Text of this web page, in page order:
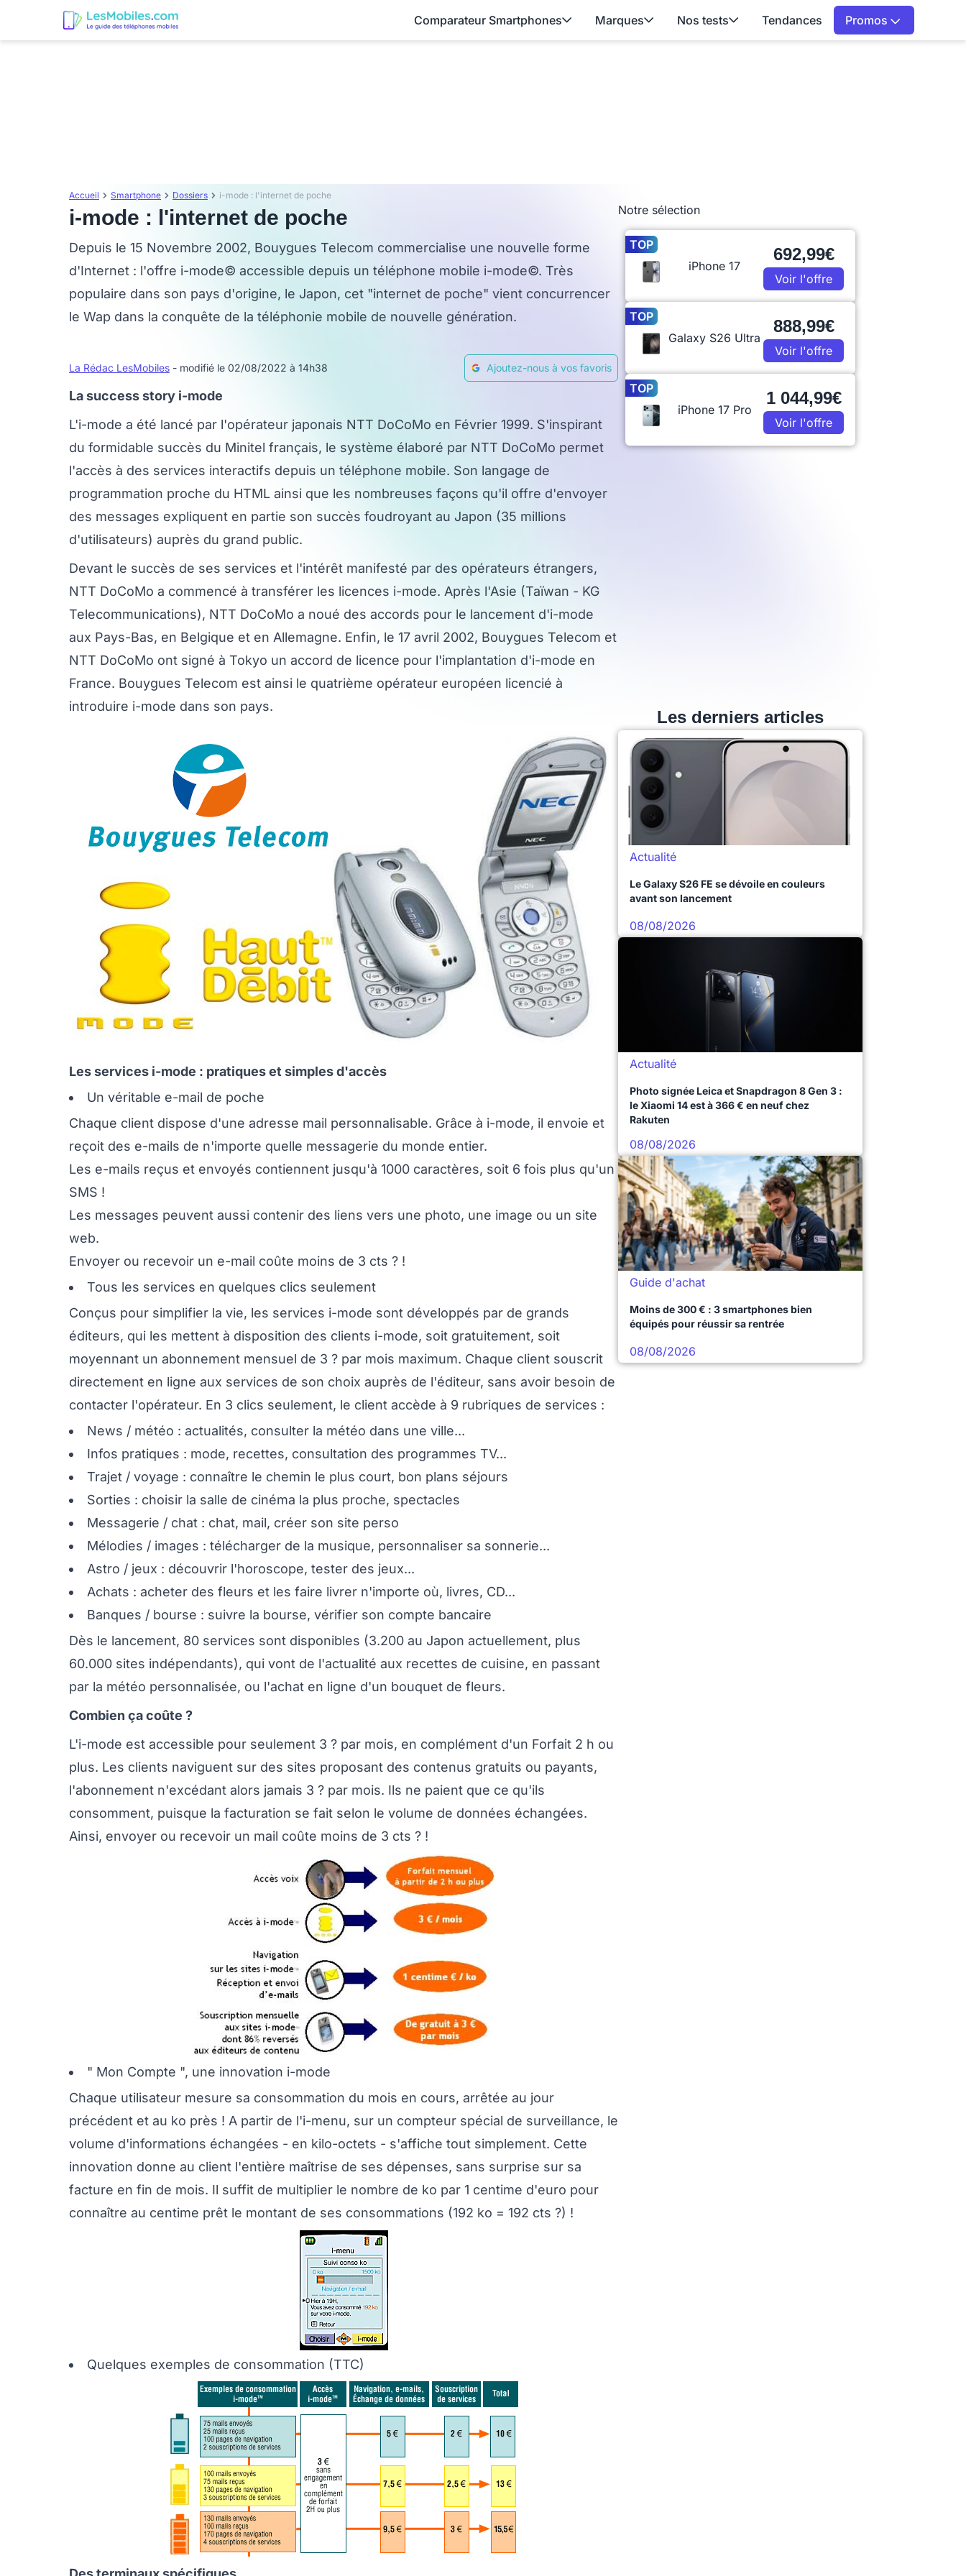
Comparateur Smartphones Marques Nos tests Tendances Promos
Accueil Smartphone Dossiers i-mode : l'internet de poche
i-mode : l'internet de poche
Depuis le 15 Novembre 2002, Bouygues Telecom commercialise une nouvelle forme
d'Internet : l'offre i-mode© accessible depuis un téléphone mobile i-mode©. Très
populaire dans son pays d'origine, le Japon, cet "internet de poche" vient concurrencer
le Wap dans la conquête de la téléphonie mobile de nouvelle génération.
La Rédac LesMobiles - modifié le 02/08/2022 à 14h38 Ajoutez-nous à vos favoris
La success story i-mode
L'i-mode a été lancé par l'opérateur japonais NTT DoCoMo en Février 1999. S'inspirant
du formidable succès du Minitel français, le système élaboré par NTT DoCoMo permet
l'accès à des services interactifs depuis un téléphone mobile. Son langage de
programmation proche du HTML ainsi que les nombreuses façons qu'il offre d'envoyer
des messages expliquent en partie son succès foudroyant au Japon (35 millions
d'utilisateurs) auprès du grand public.
Devant le succès de ses services et l'intérêt manifesté par des opérateurs étrangers,
NTT DoCoMo a commencé à transférer les licences i-mode. Après l'Asie (Taïwan - KG
Telecommunications), NTT DoCoMo a noué des accords pour le lancement d'i-mode
aux Pays-Bas, en Belgique et en Allemagne. Enfin, le 17 avril 2002, Bouygues Telecom et
NTT DoCoMo ont signé à Tokyo un accord de licence pour l'implantation d'i-mode en
France. Bouygues Telecom est ainsi le quatrième opérateur européen licencié à
introduire i-mode dans son pays.
Les services i-mode : pratiques et simples d'accès
Un véritable e-mail de poche
Chaque client dispose d'une adresse mail personnalisable. Grâce à i-mode, il envoie et
reçoit des e-mails de n'importe quelle messagerie du monde entier.
Les e-mails reçus et envoyés contiennent jusqu'à 1000 caractères, soit 6 fois plus qu'un
SMS !
Les messages peuvent aussi contenir des liens vers une photo, une image ou un site
web.
Envoyer ou recevoir un e-mail coûte moins de 3 cts ? !
Tous les services en quelques clics seulement
Conçus pour simplifier la vie, les services i-mode sont développés par de grands
éditeurs, qui les mettent à disposition des clients i-mode, soit gratuitement, soit
moyennant un abonnement mensuel de 3 ? par mois maximum. Chaque client souscrit
directement en ligne aux services de son choix auprès de l'éditeur, sans avoir besoin de
contacter l'opérateur. En 3 clics seulement, le client accède à 9 rubriques de services :
News / météo : actualités, consulter la météo dans une ville...
Infos pratiques : mode, recettes, consultation des programmes TV...
Trajet / voyage : connaître le chemin le plus court, bon plans séjours
Sorties : choisir la salle de cinéma la plus proche, spectacles
Messagerie / chat : chat, mail, créer son site perso
Mélodies / images : télécharger de la musique, personnaliser sa sonnerie...
Astro / jeux : découvrir l'horoscope, tester des jeux...
Achats : acheter des fleurs et les faire livrer n'importe où, livres, CD...
Banques / bourse : suivre la bourse, vérifier son compte bancaire
Dès le lancement, 80 services sont disponibles (3.200 au Japon actuellement, plus
60.000 sites indépendants), qui vont de l'actualité aux recettes de cuisine, en passant
par la météo personnalisée, ou l'achat en ligne d'un bouquet de fleurs.
Combien ça coûte ?
L'i-mode est accessible pour seulement 3 ? par mois, en complément d'un Forfait 2 h ou
plus. Les clients naviguent sur des sites proposant des contenus gratuits ou payants,
l'abonnement n'excédant alors jamais 3 ? par mois. Ils ne paient que ce qu'ils
consomment, puisque la facturation se fait selon le volume de données échangées.
Ainsi, envoyer ou recevoir un mail coûte moins de 3 cts ? !
" Mon Compte ", une innovation i-mode
Chaque utilisateur mesure sa consommation du mois en cours, arrêtée au jour
précédent et au ko près ! A partir de l'i-menu, sur un compteur spécial de surveillance, le
volume d'informations échangées - en kilo-octets - s'affiche tout simplement. Cette
innovation donne au client l'entière maîtrise de ses dépenses, sans surprise sur sa
facture en fin de mois. Il suffit de multiplier le nombre de ko par 1 centime d'euro pour
connaître au centime prêt le montant de ses consommations (192 ko = 192 cts ?) !
Quelques exemples de consommation (TTC)
Notre sélection
TOP
iPhone 17
692,99€
Voir l'offre
TOP
Galaxy S26 Ultra
888,99€
Voir l'offre
TOP
iPhone 17 Pro
1 044,99€
Voir l'offre
Les derniers articles
Actualité
Le Galaxy S26 FE se dévoile en couleurs
avant son lancement
08/08/2026
Actualité
Photo signée Leica et Snapdragon 8 Gen 3 :
le Xiaomi 14 est à 366 € en neuf chez
Rakuten
08/08/2026
Guide d'achat
Moins de 300 € : 3 smartphones bien
équipés pour réussir sa rentrée
08/08/2026